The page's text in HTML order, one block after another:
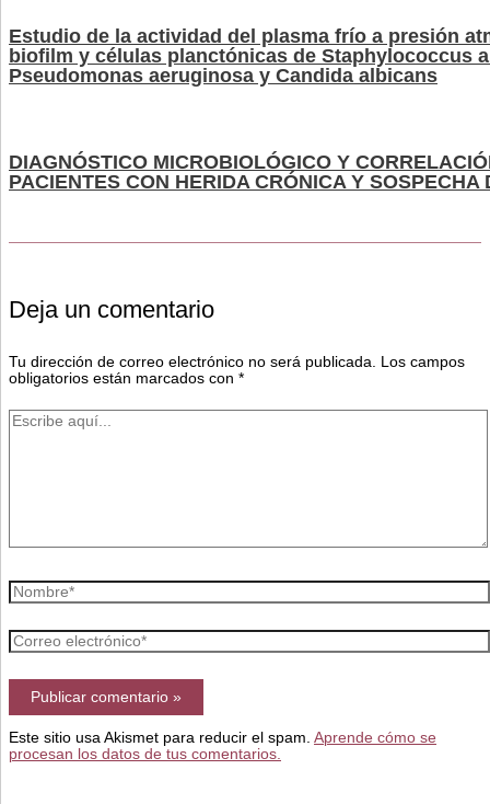
Estudio de la actividad del plasma frío a presión
biofilm y células planctónicas de Staphylococcus
Pseudomonas aeruginosa y Candida albicans
DIAGNÓSTICO MICROBIOLÓGICO Y
PACIENTES CON HERIDA CRÓNICA Y SOSPECHA
Deja un comentario
Tu dirección de correo electrónico no será publicada. Los campos
obligatorios están marcados con *
Escribe
Nombre*
Correo
electrónico*
Este sitio usa Akismet para reducir el spam. Aprende cómo se
procesan los datos de tus comentarios.